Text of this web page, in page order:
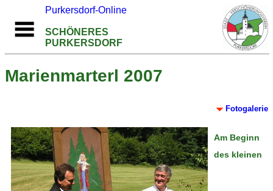
Purkersdorf-Online
SCHÖNERES
PURKERSDORF
Marienmarterl 2007
Fotogalerie
Am Beginn
des kleinen